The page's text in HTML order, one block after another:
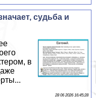
судьба и
в
28 06 2026 16:45:28